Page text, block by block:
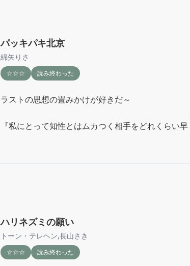
パッキパキ北京
綿矢りさ
☆☆☆ 読み終わった
ラストの思想の畳みかけが好きだ～
『私にとって知性とはムカつく相手をどれくらい
ハリネズミの願い
トーン・テレヘン,長山さき
☆☆☆ 読み終わった